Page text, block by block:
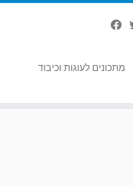
מתכונים לעוגות וכיבוד